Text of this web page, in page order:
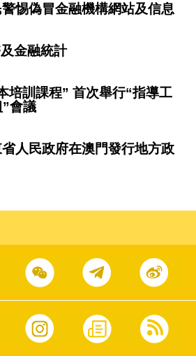
惕偽冒金融機構網站及信息
金融統計
培訓課程” 首次舉行“指導工
會議
人民政府在澳門發行地方政